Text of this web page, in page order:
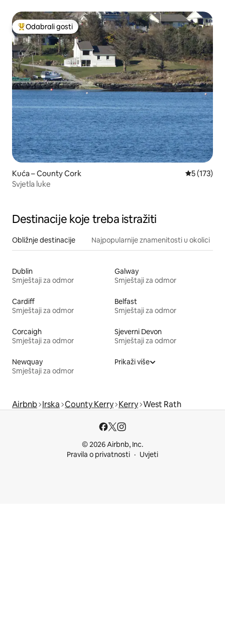
Među najviše rangiranima s oznakom „Odabrali gosti”
Odabrali gosti
Kuća – County Cork Prosječna
5 (173)
Svjetla luke
Destinacije koje treba istražiti
Obližnje destinacije Najpopularnije znamenitosti u okolici
Dublin
Smještaji za odmor
Galway
Smještaji za odmor
Cardiff
Smještaji za odmor
Belfast
Smještaji za odmor
Corcaigh
Smještaji za odmor
Sjeverni Devon
Smještaji za odmor
Newquay
Smještaji za odmor
Prikaži više
Airbnb Irska County Kerry Kerry West Rath
© 2026 Airbnb, Inc.
Pravila o privatnosti
Uvjeti